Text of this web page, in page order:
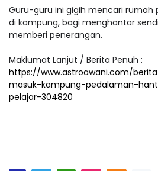
Guru-guru ini gigih mencari rumah
di kampung, bagi menghantar
memberi penerangan.
Maklumat Lanjut / Berita Penuh :
https://www.astroawani.com/
masuk-kampung-pedalaman-
pelajar-304820